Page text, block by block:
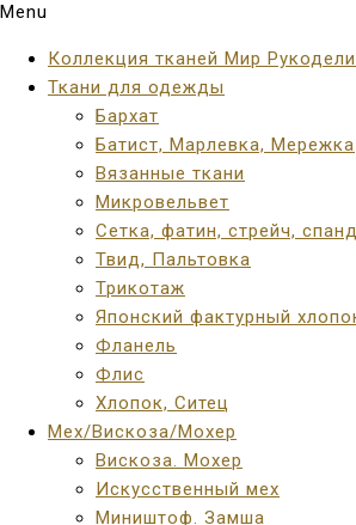
Menu
Коллекция тканей Мир
Ткани для одежды
Бархат
Батист, Марлевка, Мережка
Вязанные ткани
Микровельвет
Сетка, фатин, стрейч,
Твид, Пальтовка
Трикотаж
Японский фактурный
Фланель
Флис
Хлопок, Ситец
Мех/Вискоза/Мохер
Вискоза. Мохер
Искусственный мех
Миништоф. Замша